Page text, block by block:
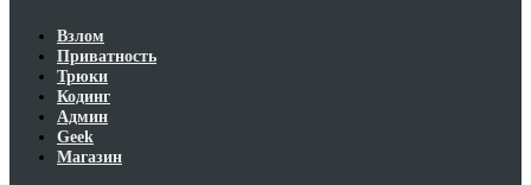
Взлом
Приватность
Трюки
Кодинг
Админ
Geek
Магазин